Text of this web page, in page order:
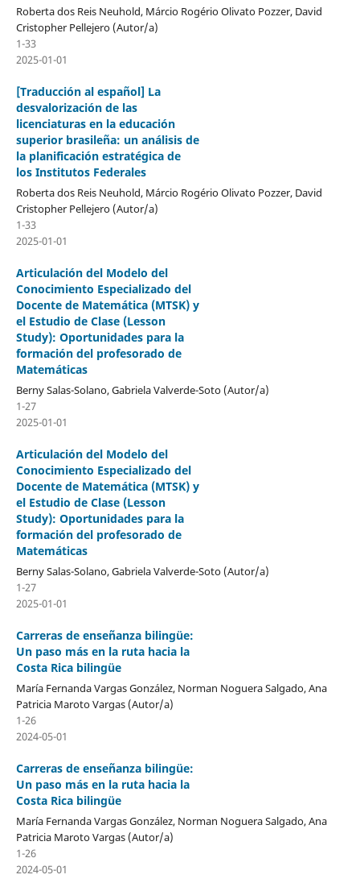
Roberta dos Reis Neuhold, Márcio Rogério Olivato Pozzer, David
Cristopher Pellejero (Autor/a)
1-33
2025-01-01
[Traducción al español] La
desvalorización de las
licenciaturas en la educación
superior brasileña: un análisis de
la planificación estratégica de
los Institutos Federales
Roberta dos Reis Neuhold, Márcio Rogério Olivato Pozzer, David
Cristopher Pellejero (Autor/a)
1-33
2025-01-01
Articulación del Modelo del
Conocimiento Especializado del
Docente de Matemática (MTSK) y
el Estudio de Clase (Lesson
Study): Oportunidades para la
formación del profesorado de
Matemáticas
Berny Salas-Solano, Gabriela Valverde-Soto (Autor/a)
1-27
2025-01-01
Articulación del Modelo del
Conocimiento Especializado del
Docente de Matemática (MTSK) y
el Estudio de Clase (Lesson
Study): Oportunidades para la
formación del profesorado de
Matemáticas
Berny Salas-Solano, Gabriela Valverde-Soto (Autor/a)
1-27
2025-01-01
Carreras de enseñanza bilingüe:
Un paso más en la ruta hacia la
Costa Rica bilingüe
María Fernanda Vargas González, Norman Noguera Salgado, Ana
Patricia Maroto Vargas (Autor/a)
1-26
2024-05-01
Carreras de enseñanza bilingüe:
Un paso más en la ruta hacia la
Costa Rica bilingüe
María Fernanda Vargas González, Norman Noguera Salgado, Ana
Patricia Maroto Vargas (Autor/a)
1-26
2024-05-01